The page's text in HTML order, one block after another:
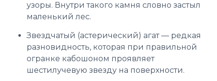
узоры. Внутри такого камня словно застыл
маленький лес.
Звездчатый (астерический) агат — редкая
разновидность, которая при правильной
огранке кабошоном проявляет
шестилучевую звезду на поверхности.